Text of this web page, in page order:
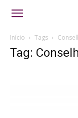
Início Tags
Tag: